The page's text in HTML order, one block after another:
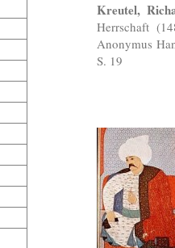
Kreutel,
Herrschaft
Anonymus
S. 19